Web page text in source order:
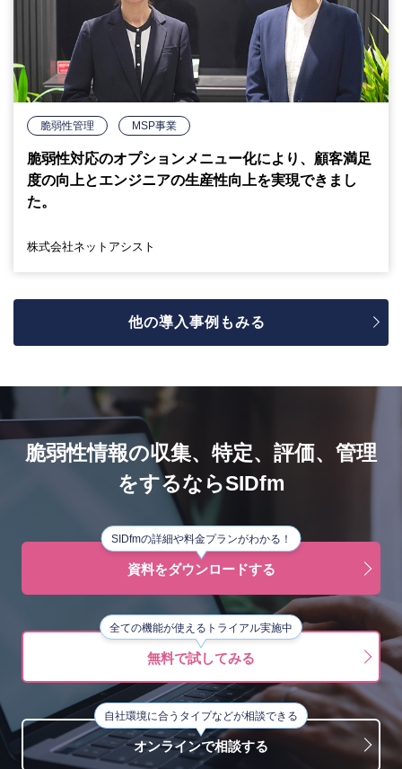
脆弱性管理 MSP事業
脆弱性対応のオプションメニュー化により、顧客満足
度の向上とエンジニアの生産性向上を実現できまし
た。
株式会社ネットアシスト
他の導入事例もみる
脆弱性情報の収集、特定、評価、管理
をするならSIDfm
SIDfmの詳細や料金プランがわかる！
資料をダウンロードする
全ての機能が使えるトライアル実施中
無料で試してみる
自社環境に合うタイプなどが相談できる
オンラインで相談する